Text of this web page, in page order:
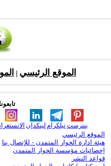
الموقع الرئيسي
لينكدإن تيلكرامبنترست
الموقع الرئيسي
هيئة ادارة الحوار المتمدن - للإتصال بنا
إحصائيات مؤسسة الحوار المتمدن
قواعد النشر